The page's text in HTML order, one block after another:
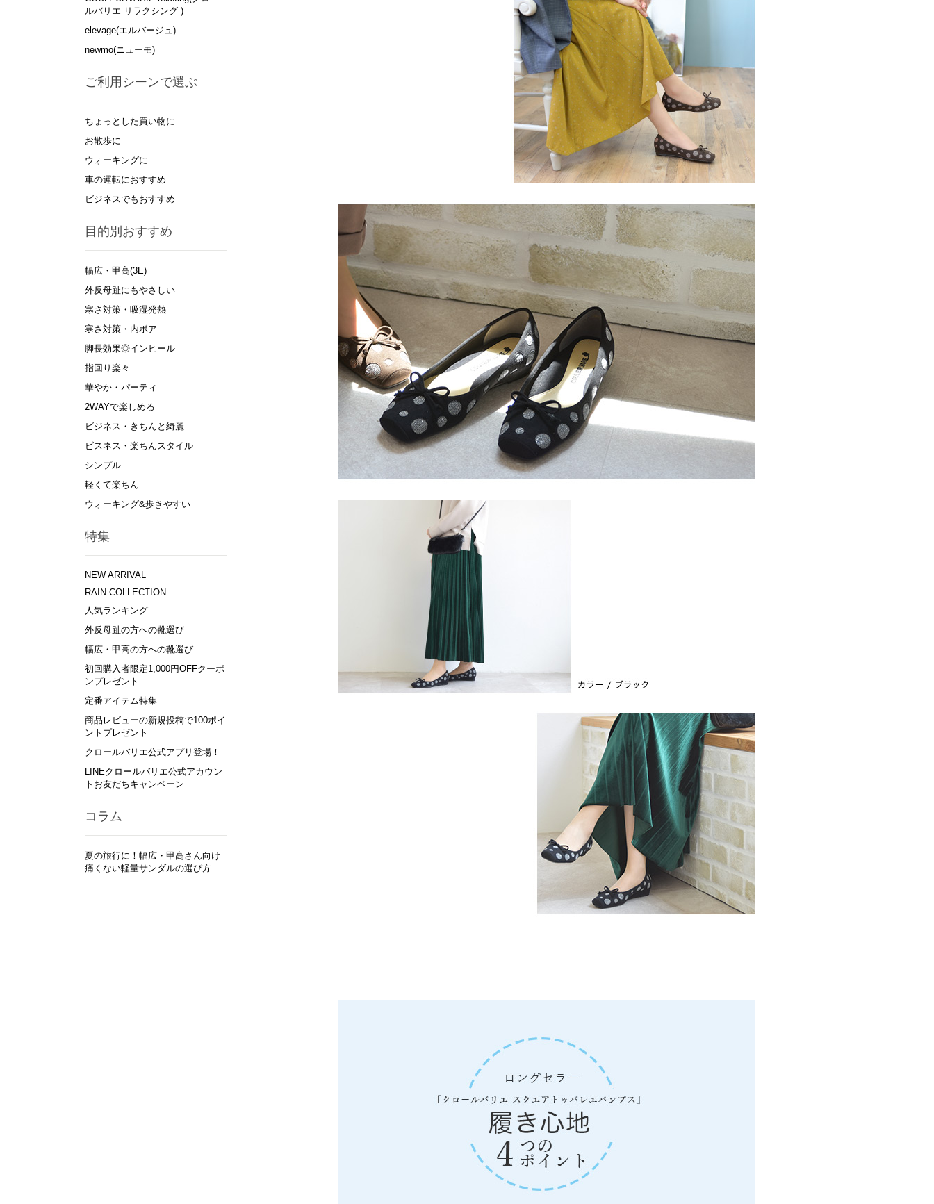
ルバリエ リラクシング )
elevage(エルバージュ)
newmo(ニューモ)
ご利用シーンで選ぶ
ちょっとした買い物に
お散歩に
ウォーキングに
車の運転におすすめ
ビジネスでもおすすめ
目的別おすすめ
幅広・甲高(3E)
外反母趾にもやさしい
寒さ対策・吸湿発熱
寒さ対策・内ボア
脚長効果◎インヒール
指回り楽々
華やか・パーティ
2WAYで楽しめる
ビジネス・きちんと綺麗
ビスネス・楽ちんスタイル
シンプル
軽くて楽ちん
ウォーキング&歩きやすい
特集
NEW ARRIVAL
RAIN COLLECTION
人気ランキング
外反母趾の方への靴選び
幅広・甲高の方への靴選び
初回購入者限定1,000円OFFクーポ
ンプレゼント
定番アイテム特集
商品レビューの新規投稿で100ポイ
ントプレゼント
クロールバリエ公式アプリ登場！
LINEクロールバリエ公式アカウン
トお友だちキャンペーン
コラム
夏の旅行に！幅広・甲高さん向け
痛くない軽量サンダルの選び方